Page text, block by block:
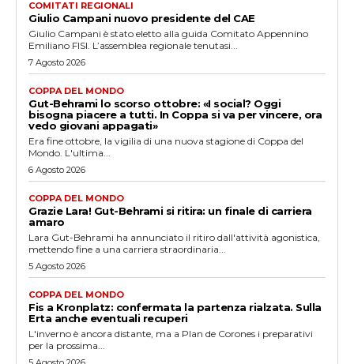
COMITATI REGIONALI
Giulio Campani nuovo presidente del CAE
Giulio Campani è stato eletto alla guida Comitato Appennino
Emiliano FISI. L’assemblea regionale tenutasi...
7 Agosto 2026
COPPA DEL MONDO
Gut-Behrami lo scorso ottobre: «I social? Oggi
bisogna piacere a tutti. In Coppa si va per vincere, ora
vedo giovani appagati»
Era fine ottobre, la vigilia di una nuova stagione di Coppa del
Mondo. L'ultima...
6 Agosto 2026
COPPA DEL MONDO
Grazie Lara! Gut-Behrami si ritira: un finale di carriera
amaro
Lara Gut-Behrami ha annunciato il ritiro dall'attività agonistica,
mettendo fine a una carriera straordinaria...
5 Agosto 2026
COPPA DEL MONDO
Fis a Kronplatz: confermata la partenza rialzata. Sulla
Erta anche eventuali recuperi
L'inverno è ancora distante, ma a Plan de Corones i preparativi
per la prossima...